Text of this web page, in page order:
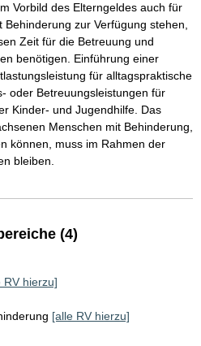
Vorbild des Elterngeldes auch für
zur Verfügung stehen,
Zeit für die Betreuung und
benötigen. Einführung einer
für alltagspraktische
oder Betreuungsleistungen für
Kinder- und Jugendhilfe. Das
Menschen mit Behinderung,
können, muss im Rahmen der
bleiben.
(4)
RV hierzu]
[alle RV hierzu]